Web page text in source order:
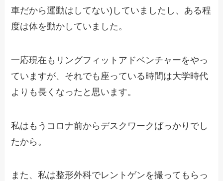
車だから運動はしてない)していましたし、ある程
度は体を動かしていました。
一応現在もリングフィットアドベンチャーをやっ
ていますが、それでも座っている時間は大学時代
よりも長くなったと思います。
私はもうコロナ前からデスクワークばっかりでし
たから。
また、私は整形外科でレントゲンを撮ってもらっ